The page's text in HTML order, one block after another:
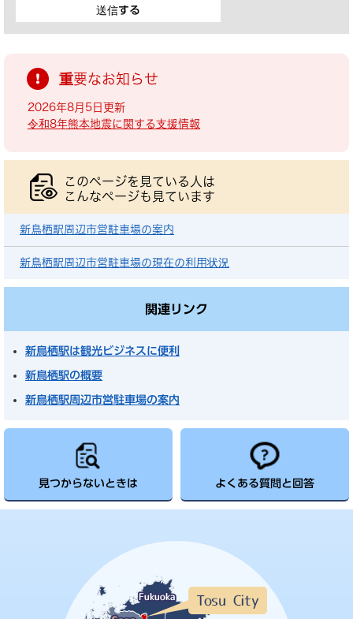
重要なお知らせ
2026年8月5日更新
令和8年熊本地震に関する支援情報
このページを見ている人は
こんなページも見ています
新鳥栖駅周辺市営駐車場の案内
新鳥栖駅周辺市営駐車場の現在の利用状況
関連リンク
新鳥栖駅は観光ビジネスに便利
新鳥栖駅の概要
新鳥栖駅周辺市営駐車場の案内
見つからないときは よくある質問と回答